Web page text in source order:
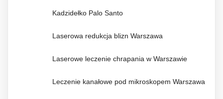
Kadzidełko Palo Santo
Laserowa redukcja blizn Warszawa
Laserowe leczenie chrapania w Warszawie
Leczenie kanałowe pod mikroskopem Warszawa